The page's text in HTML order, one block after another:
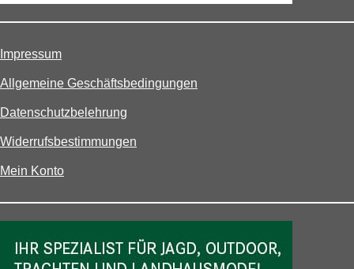
Impressum
Allgemeine Geschäftsbedingungen
Datenschutzbelehrung
Widerrufsbestimmungen
Mein Konto